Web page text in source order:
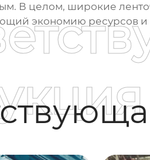
В целом, широкие
экономию ресурсов и